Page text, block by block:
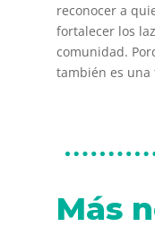
reconocer a
fortalecer los
comunidad.
también es
Más